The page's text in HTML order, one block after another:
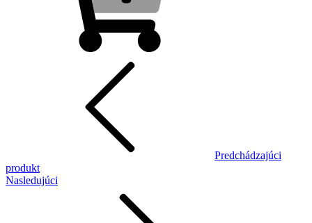
Predchádzajúci
produkt
Nasledujúci